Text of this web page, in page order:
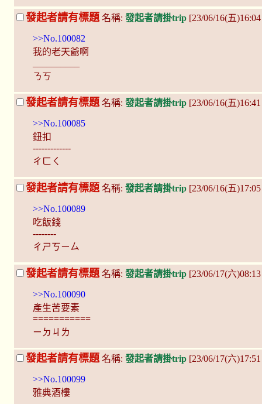
發起者請有標題 名稱: 發起者請掛trip [23/06/16(五
>>No.100082
我的老天爺啊
ㄋㄎ
發起者請有標題 名稱: 發起者請掛trip [23/06/16(五
>>No.100085
鈕扣
-------------
ㄔㄈㄑ
發起者請有標題 名稱: 發起者請掛trip [23/06/16(五
>>No.100089
吃飯錢
--------
ㄔㄕㄎㄧㄙ
發起者請有標題 名稱: 發起者請掛trip [23/06/17(六
>>No.100090
產生苦要素
===========
ㄧㄉㄐㄌ
發起者請有標題 名稱: 發起者請掛trip [23/06/17(六
>>No.100099
雅典酒樓